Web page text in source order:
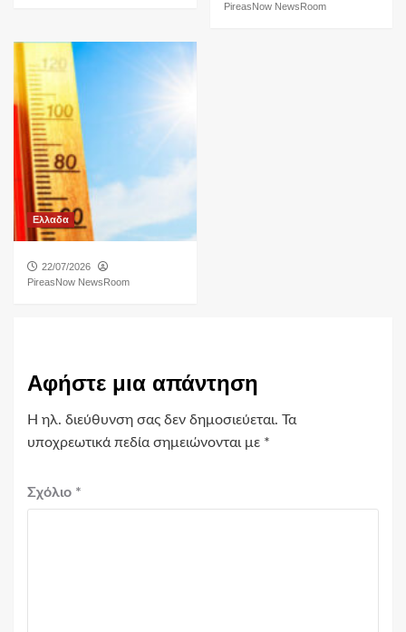
PireasNow NewsRoom
Ελλαδα
22/07/2026
PireasNow NewsRoom
Αφήστε μια απάντηση
Η ηλ. διεύθυνση σας δεν δημοσιεύεται. Τα
υποχρεωτικά πεδία σημειώνονται με *
Σχόλιο *